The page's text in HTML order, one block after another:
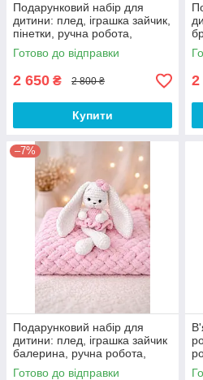
Подарунковий набір для
дитини: плед, іграшка зайчик,
пінетки, ручна робота,
амігурумі, HANDMADE
Готово до відправки
2 650 ₴ 2 800 ₴
Купити
2
–7%
Подарунковий набір для
дитини: плед, іграшка зайчик
балерина, ручна робота,
амігурумі, HANDMADE
Готово до відправки